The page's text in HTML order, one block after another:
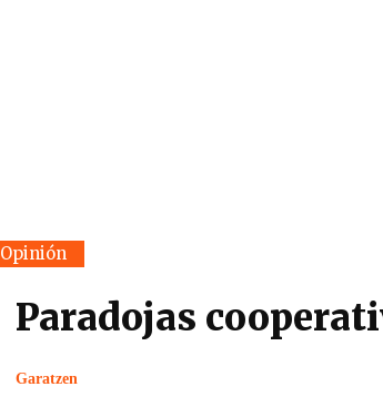
Opinión
Paradojas
Garatzen